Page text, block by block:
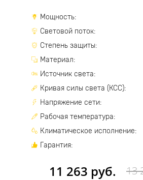
11 263 руб. 13
Мощность:
Световой поток:
Степень защиты:
Материал:
Источник света:
Кривая силы света (КСС):
Напряжение сети:
Рабочая температура:
Климатическое исполнение:
Гарантия: